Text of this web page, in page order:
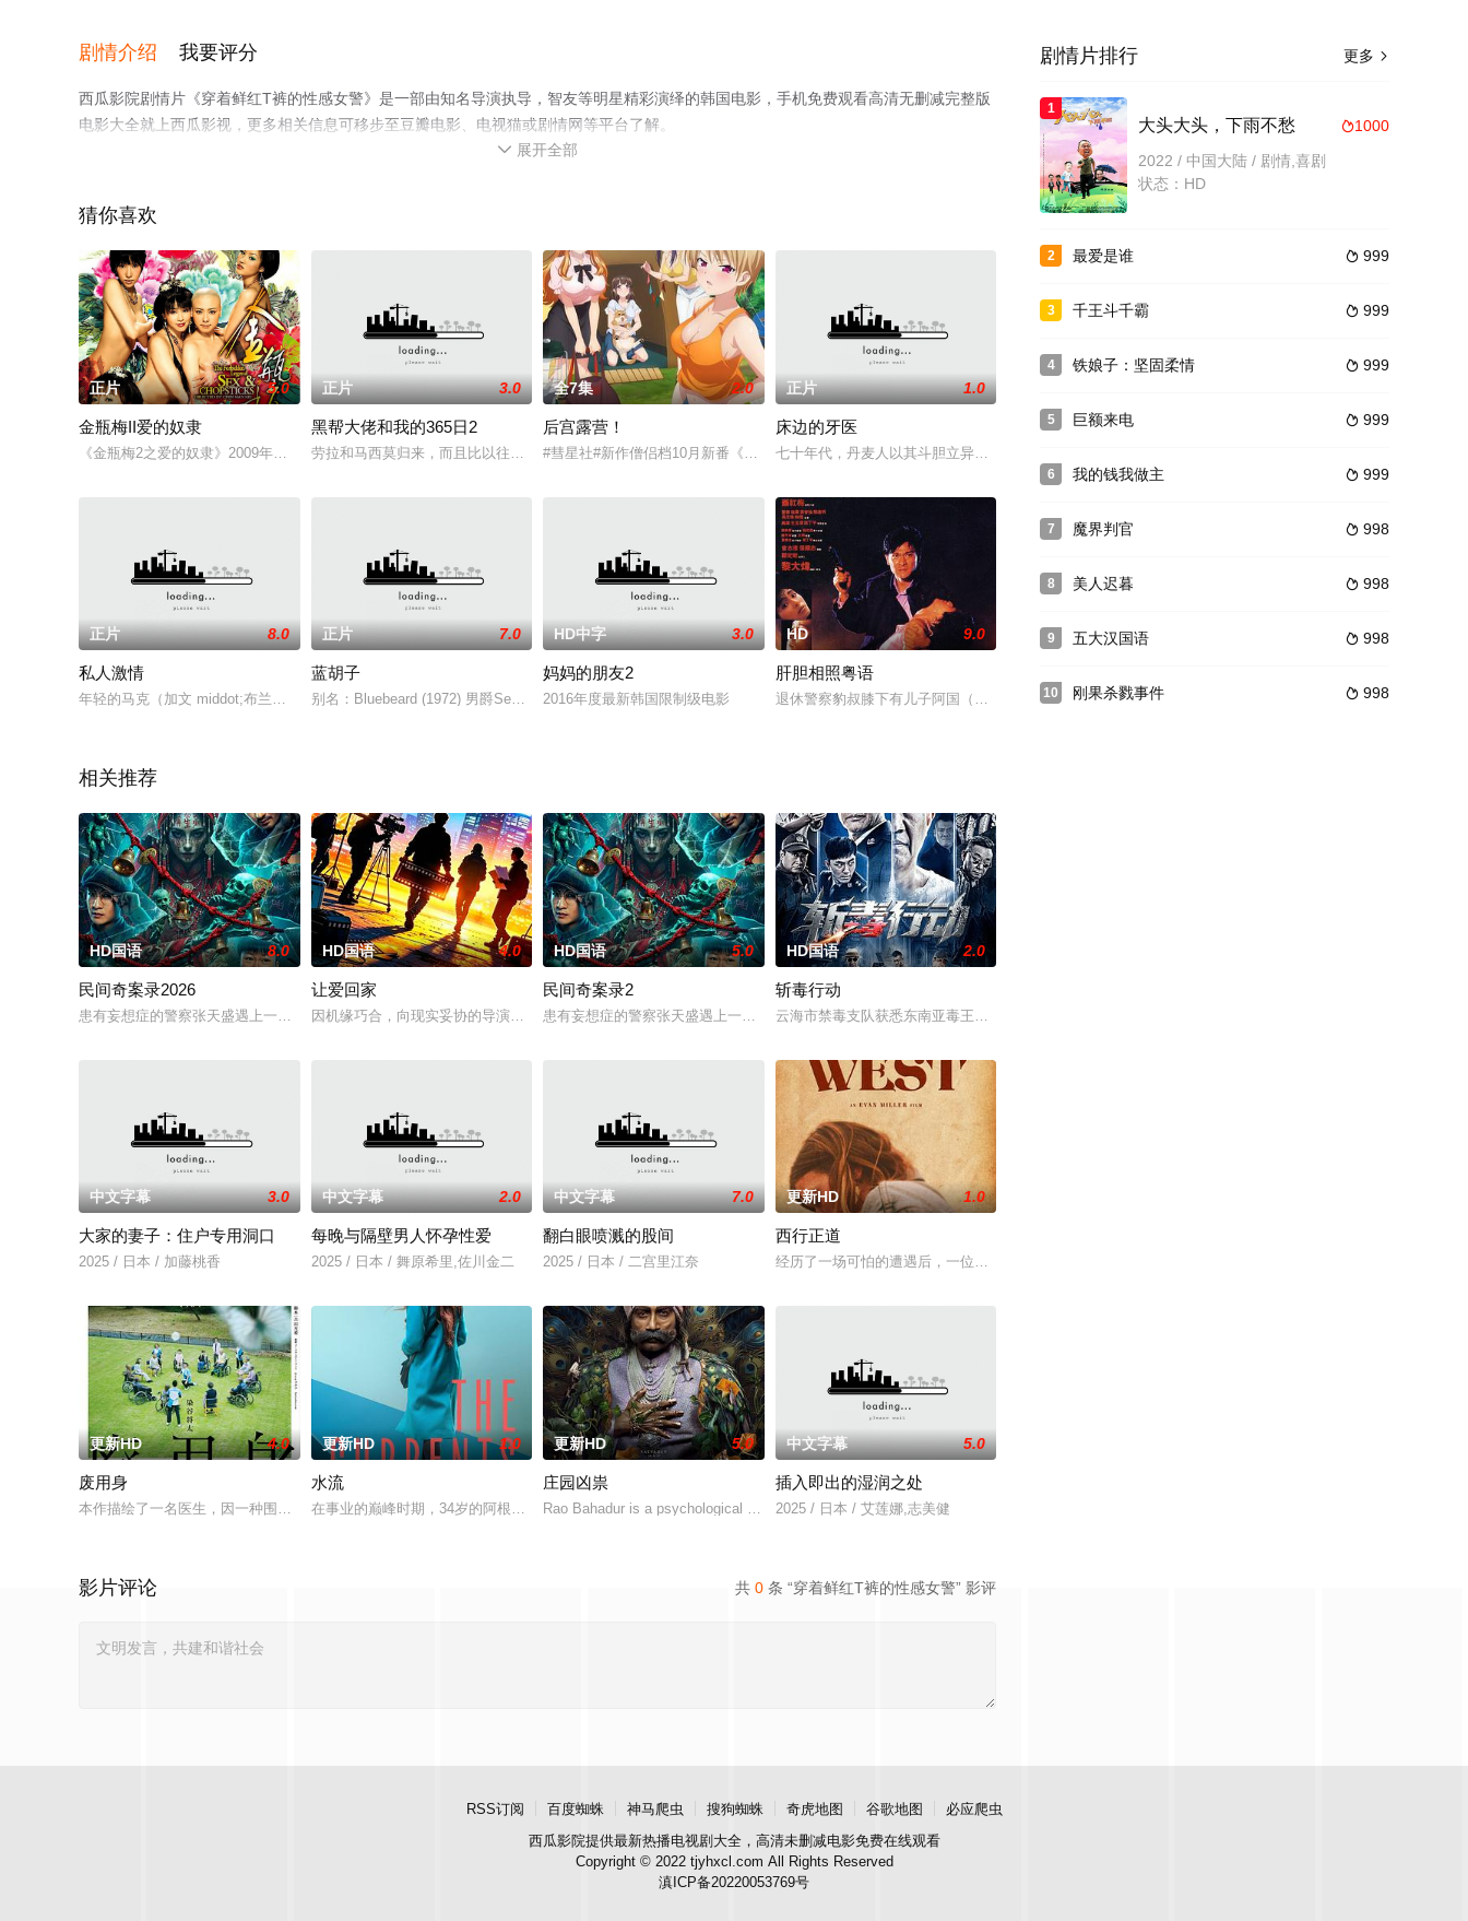
剧情介绍 我要评分
西瓜影院剧情片《穿着鲜红T裤的性感女警》是一部由知名导演执导，智友等明星精彩演绎的韩国电影，手机免费观看高清无删减完整版
电影大全就上西瓜影视，更多相关信息可移步至豆瓣电影、电视猫或剧情网等平台了解。
。
 展开全部
猜你喜欢
正片 5.0
金瓶梅II爱的奴隶
《金瓶梅2之爱的奴隶》2009年上映的香港古装色情电影，由若菜光，早川濑里奈，上原Kaera及梁敏仪等人主演。该片讲述了西门庆
正片 3.0
黑帮大佬和我的365日2
劳拉和马西莫归来，而且比以往任何时候都要热辣。这对情侣久别重逢，但两人的新开始却因马西莫的家庭关系和一名神秘男子而变得十分复杂
全7集 2.0
后宫露营！
#彗星社#新作僧侣档10月新番《#后宫露营！#》公开主视觉图！
正片 1.0
床边的牙医
七十年代，丹麦人以其斗胆立异，把侦察，情色，喜剧有机的交融在一起，创作了不少优秀作品，包含闻名的
正片 8.0
私人激情
年轻的马克（加文 middot;布兰南）开始了他的第一次发生性关系是径流式的磨这个十几岁的话剧喜久雄川崎的目标和重点。当马克去
正片 7.0
蓝胡子
别名：Bluebeard (1972) 男爵Sepper是奥地利贵族注意到他的蓝色色调的胡子，他的胃口美丽的妻子。他最新的配偶
HD中字 3.0
妈妈的朋友2
2016年度最新韩国限制级电影
HD 9.0
肝胆相照粤语
退休警察豹叔膝下有儿子阿国（张国强 饰）和养子阿定（刘德华 饰），阿国曾是国际刑警，如今返港担任督
相关推荐
HD国语 8.0
民间奇案录2026
患有妄想症的警察张天盛遇上一起离奇的神像杀人事件，勘案过程中，牵引出“婴胎报仇”，“娘娘索命”等一连串妖异事件，张天盛虽被种种
HD国语 4.0
让爱回家
因机缘巧合，向现实妥协的导演朱达仁萌生拍一部《河南人在北京》电影的念头，在说服主编姚松、老乡韩战、二房东杨小强加入后，一路曲折
HD国语 5.0
民间奇案录2
患有妄想症的警察张天盛遇上一起离奇的神像杀人事件，勘案过程中，牵引出“婴胎报仇”，“娘娘索命”等一连串妖异事件，张天盛虽被种种
HD国语 2.0
斩毒行动
云海市禁毒支队获悉东南亚毒王廖爷将携600余公斤毒品来云交易，火速成立“斩毒行动”专案组，借调警员安
中文字幕 3.0
大家的妻子：住户专用洞口
2025 / 日本 / 加藤桃香
中文字幕 2.0
每晚与隔壁男人怀孕性爱
2025 / 日本 / 舞原希里,佐川金二
中文字幕 7.0
翻白眼喷溅的股间
2025 / 日本 / 二宫里江奈
更新HD 1.0
西行正道
经历了一场可怕的遭遇后，一位小镇女子向疏远的哥哥借了钱，独自一人踏上穿越西德克萨斯州的旅程，寻求
更新HD 4.0
废用身
本作描绘了一名医生，因一种围绕“废用身”——因瘫痪等原因已无恢复可能的四肢——的治疗方法，而一步步踏入在追求理想的理性与疯狂之
更新HD 1.0
水流
在事业的巅峰时期，34岁的阿根廷造型师丽娜在瑞士的一场颁奖典礼后，被一种突如其来的冲动驱使。回到布宜诺斯艾利斯后，她什么也没说
更新HD 5.0
庄园凶祟
Rao Bahadur is a psychological drama set against the backdrop o
中文字幕 5.0
插入即出的湿润之处
2025 / 日本 / 艾莲娜,志美健
共 0 条 “穿着鲜红T裤的性感女警” 影评
影片评论
更多 
剧情片排行
1
1000
大头大头，下雨不愁
2022 / 中国大陆 / 剧情,喜剧
状态：HD
2  999
最爱是谁
3  999
千王斗千霸
4  999
铁娘子：坚固柔情
5  999
巨额来电
6  999
我的钱我做主
7  998
魔界判官
8  998
美人迟暮
9  998
五大汉国语
10  998
刚果杀戮事件
RSS订阅 百度蜘蛛 神马爬虫 搜狗蜘蛛 奇虎地图 谷歌地图
必应爬虫
西瓜影院提供最新热播电视剧大全，高清未删减电影免费在线观看
Copyright © 2022 tjyhxcl.com All Rights Reserved
滇ICP备20220053769号